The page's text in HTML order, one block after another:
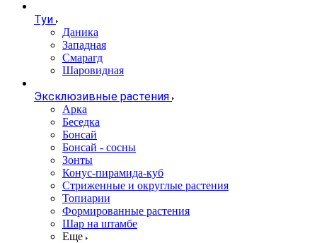
Туи
Даника
Западная
Смарагд
Шаровидная
Эксклюзивные растения
Арка
Беседка
Бонсай
Бонсай - сосны
Зонты
Конус-пирамида-куб
Стриженные и округлые растения
Топиарии
Формированные растения
Шар на штамбе
Еще